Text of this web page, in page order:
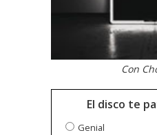
Con
El disco te
Genial